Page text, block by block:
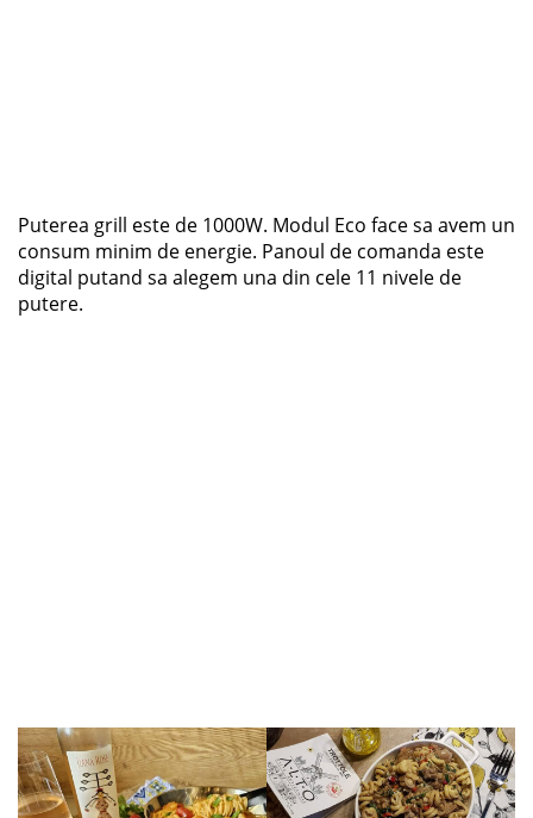
Puterea grill este de 1000W. Modul Eco face sa avem un
consum minim de energie. Panoul de comanda este
digital putand sa alegem una din cele 11 nivele de
putere.